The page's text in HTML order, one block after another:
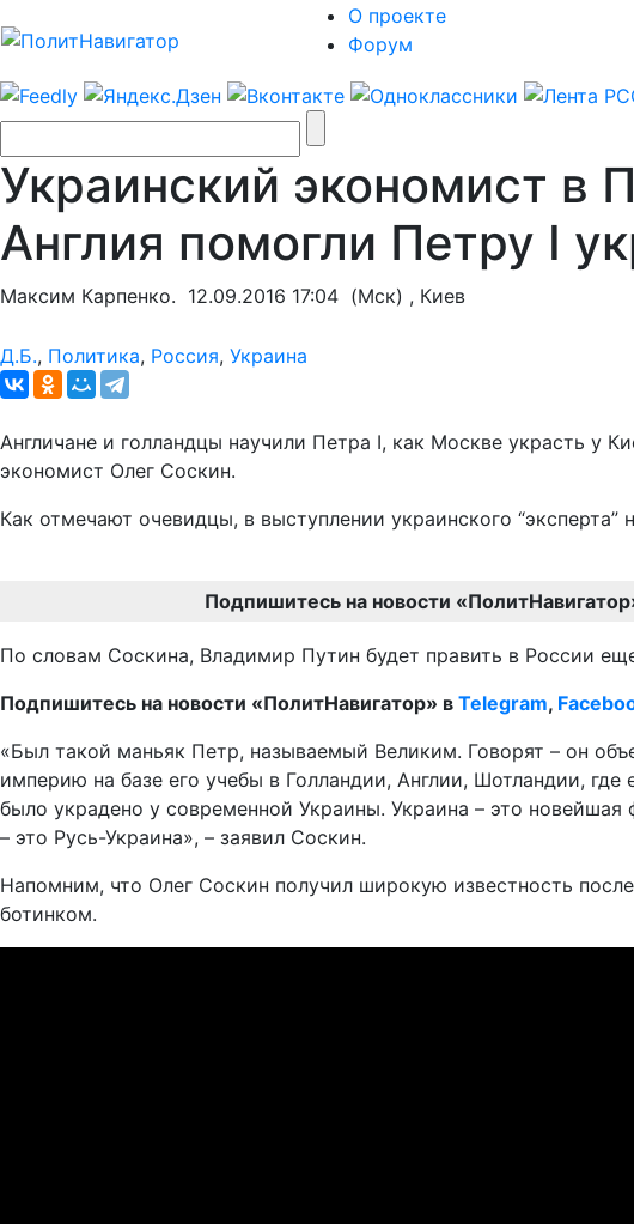
О проекте
Форум
Украинский экономист в
Англия помогли Петру I
Максим Карпенко. 12.09.2016 17:04 (Мск) , Киев
Д.Б., Политика, Россия, Украина
Англичане и голландцы научили Петра I, как Москве украсть у
экономист Олег Соскин.
Как отмечают очевидцы, в выступлении украинского
Подпишитесь на новости
По словам Соскина, Владимир Путин будет править в России
Подпишитесь на новости «ПолитНавигатор» в Telegram,
«Был такой маньяк Петр, называемый Великим. Говорят – он
империю на базе его учебы в Голландии, Англии, Шотландии,
было украдено у современной Украины. Украина – это
– это Русь-Украина», – заявил Соскин.
Напомним, что Олег Соскин получил широкую известность
ботинком.